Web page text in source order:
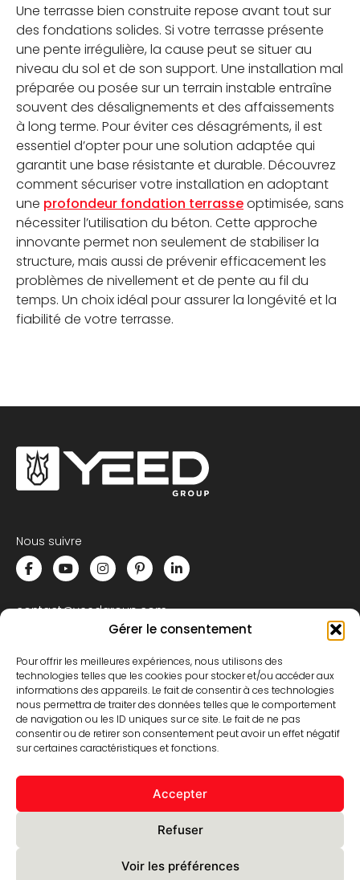
Gérer le consentement
Pour offrir les meilleures expériences, nous utilisons des
technologies telles que les cookies pour stocker et/ou accéder aux
informations des appareils. Le fait de consentir à ces technologies
nous permettra de traiter des données telles que le comportement
de navigation ou les ID uniques sur ce site. Le fait de ne pas
consentir ou de retirer son consentement peut avoir un effet négatif
sur certaines caractéristiques et fonctions.
Accepter
Refuser
Voir les préférences
Une terrasse bien construite repose avant tout sur
des fondations solides. Si votre terrasse présente
une pente irrégulière, la cause peut se situer au
niveau du sol et de son support. Une installation mal
préparée ou posée sur un terrain instable entraîne
souvent des désalignements et des affaissements
à long terme. Pour éviter ces désagréments, il est
essentiel d’opter pour une solution adaptée qui
garantit une base résistante et durable. Découvrez
comment sécuriser votre installation en adoptant
une profondeur fondation terrasseoptimisée, sans
nécessiter l’utilisation du béton. Cette approche
innovante permet non seulement de stabiliser la
structure, mais aussi de prévenir efficacement les
problèmes de nivellement et de pente au fil du
temps. Un choix idéal pour assurer la longévité et la
fiabilité de votre terrasse.
Nous suivre
contact@yeedgroup.com
+33 (0)3 74 28 07 04
332, rue de Bruxelles
59850 Nieppe – FRANCE
NOUS CONTACTER
Abonnez-vous à notre newsletter